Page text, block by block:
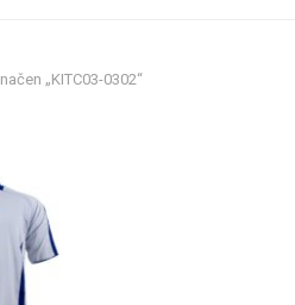
„KITC03-0302“